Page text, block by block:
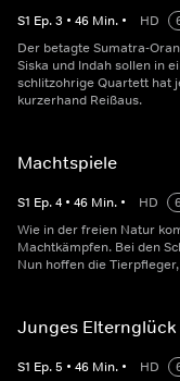
S1 Ep.3 • 46 Min. • HD
Der betagte Sumatra-
Siska und Indah sollen in
schlitzohrige Quartett hat
kurzerhand Reißaus.
Machtspiele
S1 Ep.4 • 46 Min. • HD
Wie in der freien Natur
Machtkämpfen. Bei den
Nun hoffen die
Junges Elternglück
S1 Ep.5 • 46 Min. • HD